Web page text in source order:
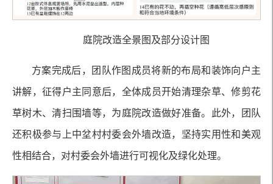
庭院改造全景图及部分设计图
方案完成后，团队作图成员将新的布局和装饰向户主
讲解，征得户主同意后，全体成员开始清理杂草、修剪花
草树木、清扫围墙等，为庭院改造做好准备。此外，团队
还积极参与上中坌村村委会外墙改造，坚持实用性和美观
性相结合，对村委会外墙进行可视化及绿化处理。